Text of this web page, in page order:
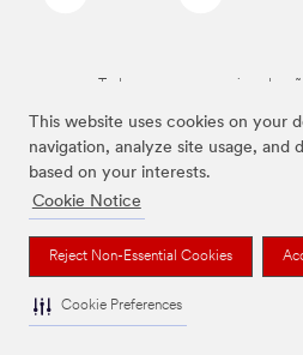
This website uses cookies on your
navigation, analyze site usage, and
based on your interests.
Cookie Notice
Reject Non-Essential Cookies
Cookie Preferences
Todas as marcas mencionadas